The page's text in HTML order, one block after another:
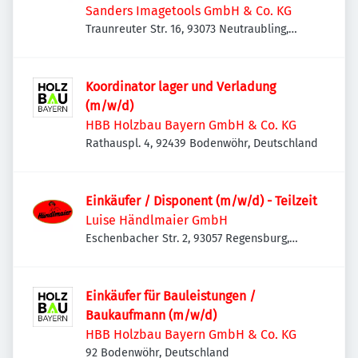
Sanders Imagetools GmbH & Co. KG
Traunreuter Str. 16, 93073 Neutraubling,
Koordinator lager und Verladung
(m/w/d)
HBB Holzbau Bayern GmbH & Co. KG
Rathauspl. 4, 92439 Bodenwöhr, Deutschland
Einkäufer / Disponent (m/w/d) - Teilzeit
Luise Händlmaier GmbH
Eschenbacher Str. 2, 93057 Regensburg,
Einkäufer für Bauleistungen /
Baukaufmann (m/w/d)
HBB Holzbau Bayern GmbH & Co. KG
92 Bodenwöhr, Deutschland